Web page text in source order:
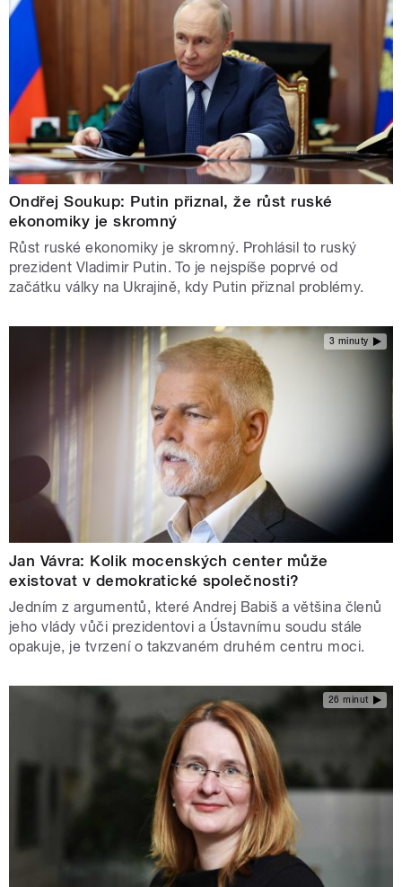
Ondřej Soukup: Putin přiznal, že růst ruské
ekonomiky je skromný
Růst ruské ekonomiky je skromný. Prohlásil to ruský
prezident Vladimir Putin. To je nejspíše poprvé od
začátku války na Ukrajině, kdy Putin přiznal problémy.
3 minuty
Jan Vávra: Kolik mocenských center může
existovat v demokratické společnosti?
Jedním z argumentů, které Andrej Babiš a většina členů
jeho vlády vůči prezidentovi a Ústavnímu soudu stále
opakuje, je tvrzení o takzvaném druhém centru moci.
26 minut